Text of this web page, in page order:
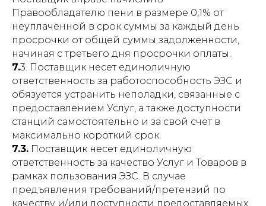
Правообладателю пени в размере 0,1% от
неуплаченной в срок суммы за каждый день
просрочки от общей суммы задолженности,
начиная с третьего дня просрочки оплаты.
7.3. Поставщик несет единоличную
ответственность за работоспособность ЭЗС и
обязуется устранить неполадки, связанные с
предоставлением Услуг, а также доступности
станций самостоятельно и за свой счет в
максимально короткий срок.
7.3. Поставщик несет единоличную
ответственность за качество Услуг и Товаров в
рамках пользования ЭЗС. В случае
предъявления требований/претензий по
качеству и/или доступности предоставляемых